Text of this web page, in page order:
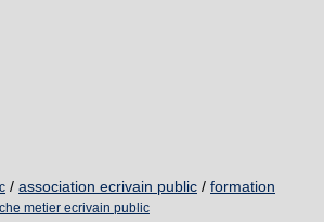
/ association ecrivain public / formation
metier ecrivain public